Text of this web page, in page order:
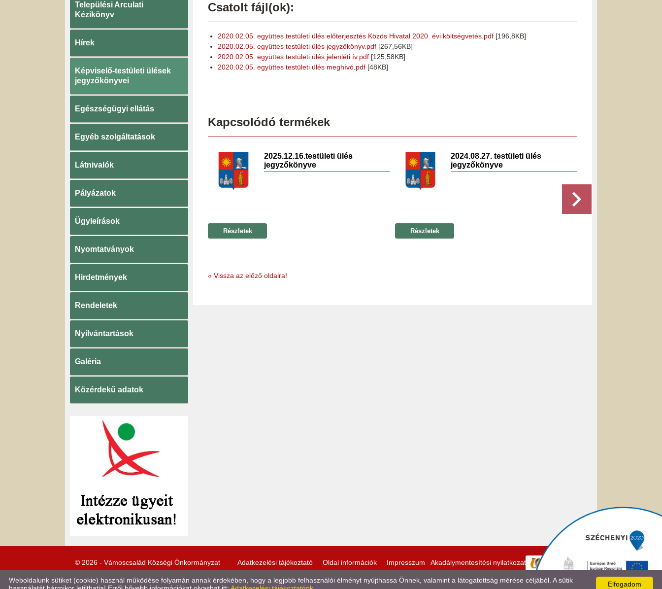
Települési Arculati
Kézikönyv
Hírek
Képviselő-testületi ülések
jegyzőkönyvei
Egészségügyi ellátás
Egyéb szolgáltatások
Látnivalók
Pályázatok
Ügyleírások
Nyomtatványok
Hirdetmények
Rendeletek
Nyilvántartások
Galéria
Közérdekű adatok
Csatolt fájl(ok):
2020.02.05. együttes testületi ülés előterjesztés Közös Hivatal 2020. évi költségvetés.pdf [196,8KB]
2020.02.05. együttes testületi ülés jegyzőkönyv.pdf [267,56KB]
2020.02.05. együttes testületi ülés jelenléti ív.pdf [125,58KB]
2020.02.05. együttes testületi ülés meghívó.pdf [48KB]
Kapcsolódó termékek
2025.12.16.testületi ülés
jegyzőkönyve
Részletek
2024.08.27. testületi ülés
jegyzőkönyve
Részletek
« Vissza az előző oldalra!
© 2026 - Vámoscsalád Községi Önkormányzat Adatkezelési tájékoztató Oldal információk Impresszum Akadálymentesítési nyilatkozat
Elfogadom
Weboldalunk sütiket (cookie) használ működése folyamán annak érdekében, hogy a legjobb felhasználói élményt nyújthassa Önnek, valamint a látogatottság mérése céljából. A sütik